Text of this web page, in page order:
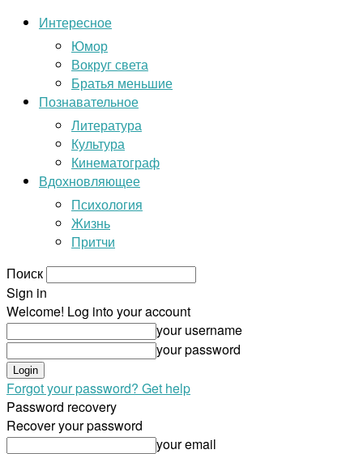
Интересное
Юмор
Вокруг света
Братья меньшие
Познавательное
Литература
Культура
Кинематограф
Вдохновляющее
Психология
Жизнь
Притчи
Поиск
Sign in
Welcome! Log into your account
your username
your password
Forgot your password? Get help
Password recovery
Recover your password
your email